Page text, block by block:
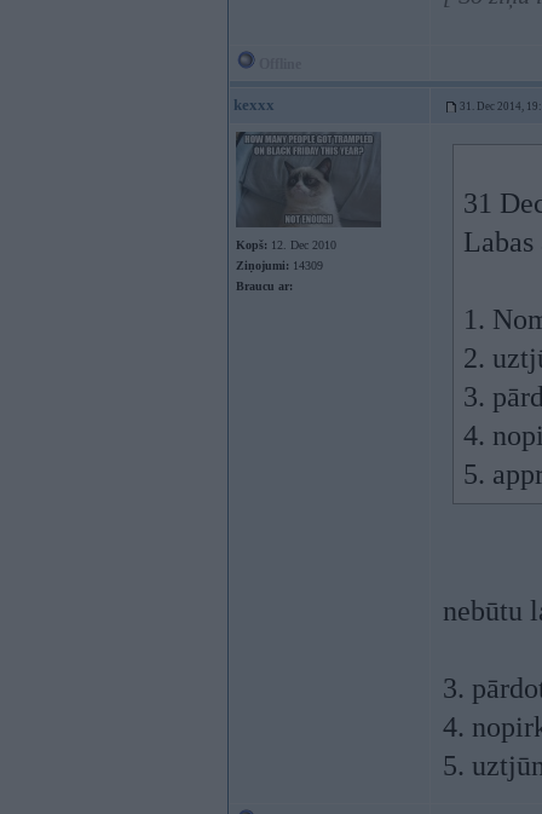
kexxx 31. Dec 2014,
Kopš: 12. Dec 2010
Ziņojumi: 14309
Braucu ar:
31
Labas
1.
2.
3.
4.
5.
nebūtu
3.
4.
5.